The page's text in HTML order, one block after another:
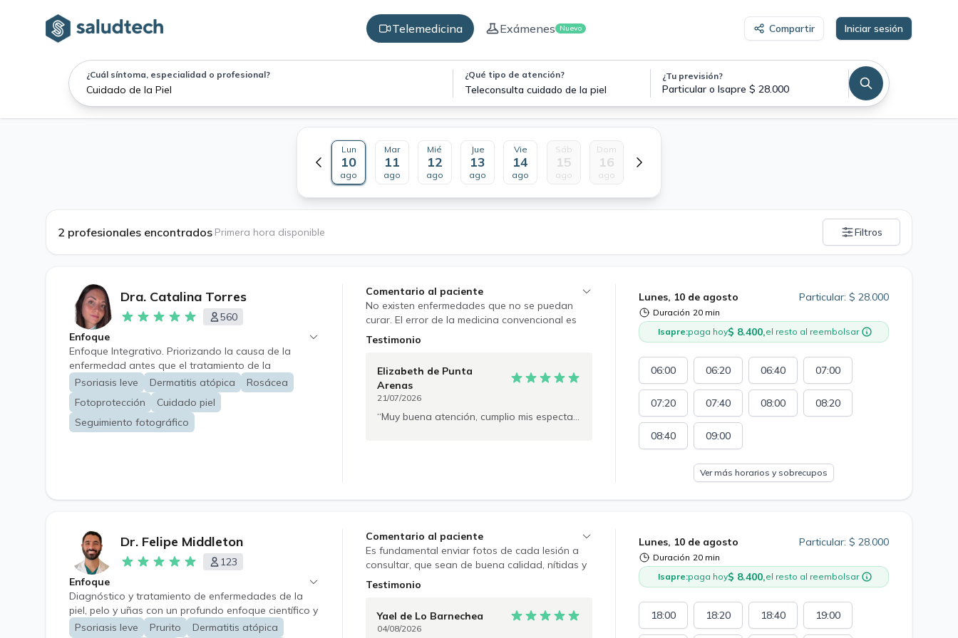
Telemedicina Exámenes Nuevo Compartir Iniciar sesión
¿Cuál síntoma, especialidad o profesional? ¿Qué tipo de atención?
Teleconsulta cuidado de la piel
¿Tu previsión?
Particular o Isapre $ 28.000
Lun
10
ago
Mar
11
ago
Mié
12
ago
Jue
13
ago
Vie
14
ago
Sáb
15
ago
Dom
16
ago
2 profesionales encontrados Primera hora disponible Filtros
Dra. Catalina Torres
560
Enfoque
Enfoque Integrativo. Priorizando la causa de la
enfermedad antes que el tratamiento de la
sintomatología, y por ende anteponiendo la
promoción de la salud y la prevención de
enfermedades.
Psoriasis leve Dermatitis atópica
Rosácea
Fotoprotección
Cuidado piel
Seguimiento fotográfico
Lunes, 10 de agosto
Duración 20 min
Particular: $ 28.000
Isapre:paga hoy$ 8.400,el resto al reembolsar
06:00 06:20 06:40 07:00
07:20 07:40 08:00 08:20
08:40 09:00
Ver más horarios y sobrecupos
Comentario al paciente
No existen enfermedades que no se puedan
curar. El error de la medicina convencional es
ver al cuerpo de forma parcelada, por ejemplo,
gastroenterólogo; el meollo del asunto es que
muchos tratamientos se superponen, siendo
aún más perjudicial para el paciente. Si
intervenimos en los mecanismos de acción que
Testimonio
Elizabeth de Punta
Arenas
21/07/2026
Muy buena atención, cumplio mis espectaivas. Gracias.
Dr. Felipe Middleton
123
Enfoque
Diagnóstico y tratamiento de enfermedades de la
piel, pelo y uñas con un profundo enfoque científico y
ajustado a la medida de cada paciente. Pacientes
Psoriasis leve Prurito Dermatitis atópica
Lunes, 10 de agosto
Duración 20 min
Particular: $ 28.000
Isapre:paga hoy$ 8.400,el resto al reembolsar
18:00 18:20 18:40 19:00
Comentario al paciente
Es fundamental enviar fotos de cada lesión a
consultar, que sean de buena calidad, nítidas y
con buena iluminación. Es posible evaluar
mucosas, incluyendo infecciones de transmisión
sexual. Algunas condiciones requieren consulta
Testimonio
Yael de Lo Barnechea
04/08/2026